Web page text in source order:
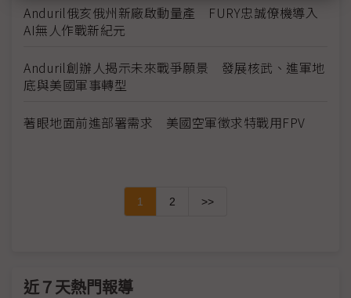
Anduril俄亥俄州新廠啟動量產 FURY忠誠僚機導入
AI無人作戰新紀元
Anduril創辦人揭示未來戰爭願景 發展核武、進軍地
底與美國軍事轉型
著眼地面前進部署需求 美國空軍徵求特戰用FPV
1 2 >>
近７天熱門報導